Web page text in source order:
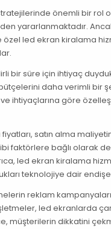
önemli bir rol
yararlanmaktadır.
led ekran kiralama
bir süre için ihtiyaç
daha verimli bir
ihtiyaçlarına göre
satın alma
faktörlere bağlı olarak
led ekran kiralama
teknolojiye dair
reklam
led ekranlarda
müşterilerin dikkatini